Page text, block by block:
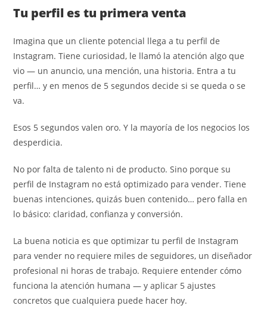
Tu perfil es tu primera venta
Imagina que un cliente potencial llega a tu perfil de
Instagram. Tiene curiosidad, le llamó la atención algo que
vio — un anuncio, una mención, una historia. Entra a tu
perfil… y en menos de 5 segundos decide si se queda o se
va.
Esos 5 segundos valen oro. Y la mayoría de los negocios los
desperdicia.
No por falta de talento ni de producto. Sino porque su
perfil de Instagram no está optimizado para vender. Tiene
buenas intenciones, quizás buen contenido… pero falla en
lo básico: claridad, confianza y conversión.
La buena noticia es que optimizar tu perfil de Instagram
para vender no requiere miles de seguidores, un diseñador
profesional ni horas de trabajo. Requiere entender cómo
funciona la atención humana — y aplicar 5 ajustes
concretos que cualquiera puede hacer hoy.